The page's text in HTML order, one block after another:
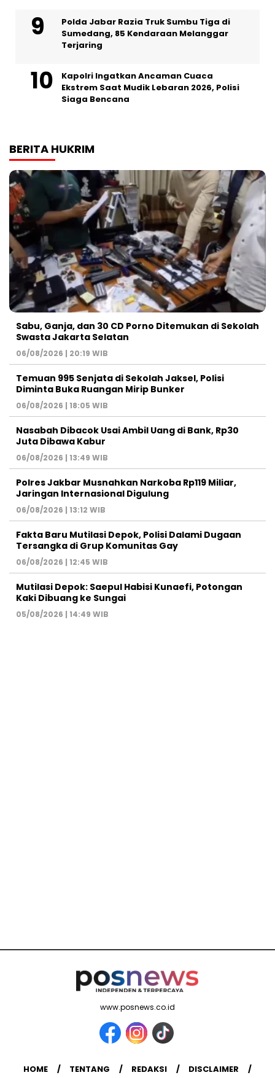
Polda Jabar Razia Truk Sumbu Tiga di
Sumedang, 85 Kendaraan Melanggar
Terjaring
Kapolri Ingatkan Ancaman Cuaca
Ekstrem Saat Mudik Lebaran 2026, Polisi
Siaga Bencana
BERITA HUKRIM
Sabu, Ganja, dan 30 CD Porno Ditemukan di Sekolah
Swasta Jakarta Selatan
06/08/2026 | 20:19 WIB
Temuan 995 Senjata di Sekolah Jaksel, Polisi
Diminta Buka Ruangan Mirip Bunker
06/08/2026 | 18:05 WIB
Nasabah Dibacok Usai Ambil Uang di Bank, Rp30
Juta Dibawa Kabur
06/08/2026 | 13:49 WIB
Polres Jakbar Musnahkan Narkoba Rp119 Miliar,
Jaringan Internasional Digulung
06/08/2026 | 13:12 WIB
Fakta Baru Mutilasi Depok, Polisi Dalami Dugaan
Tersangka di Grup Komunitas Gay
06/08/2026 | 12:45 WIB
Mutilasi Depok: Saepul Habisi Kunaefi, Potongan
Kaki Dibuang ke Sungai
05/08/2026 | 14:49 WIB
www.posnews.co.id
HOME TENTANG REDAKSI DISCLAIMER